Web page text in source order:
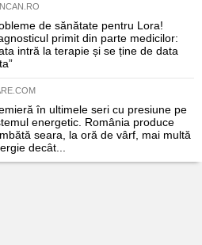
de sănătate pentru Lora!
primit din parte medicilor:
intră la terapie și se ține de data
în ultimele seri cu presiune pe
energetic. România produce
seara, la oră de vârf, mai multă
decât...